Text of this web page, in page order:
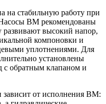
на стабильную работу при
BM рекомендованы
развивают высокий напор,
компоновки и
уплотнениями. Для
установлены
с обратным клапаном и
зависит от исполнения BM: